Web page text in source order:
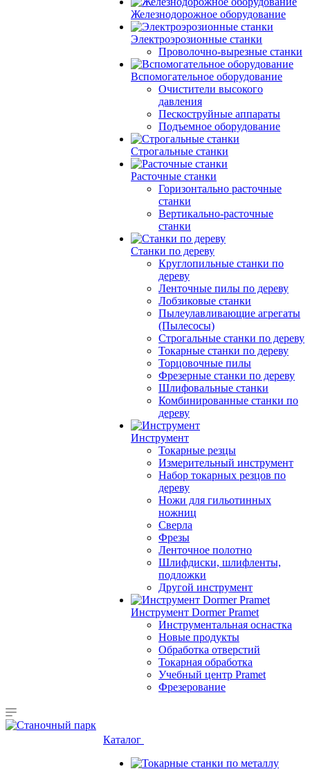
Железнодорожное оборудование
Электроэрозионные станки
Проволочно-вырезные станки
Вспомогательное оборудование
Очистители высокого
давления
Пескоструйные аппараты
Подъемное оборудование
Строгальные станки
Расточные станки
Горизонтально расточные
станки
Вертикально-расточные
станки
Станки по дереву
Круглопильные станки по
дереву
Ленточные пилы по дереву
Лобзиковые станки
Пылеулавливающие агрегаты
(Пылесосы)
Строгальные станки по дереву
Токарные станки по дереву
Торцовочные пилы
Фрезерные станки по дереву
Шлифовальные станки
Комбинированные станки по
дереву
Инструмент
Токарные резцы
Измерительный инструмент
Набор токарных резцов по
дереву
Ножи для гильотинных
ножниц
Сверла
Фрезы
Ленточное полотно
Шлифдиски, шлифленты,
подложки
Другой инструмент
Инструмент Dormer Pramet
Инструментальная оснастка
Новые продукты
Обработка отверстий
Токарная обработка
Учебный центр Pramet
Фрезерование
Каталог